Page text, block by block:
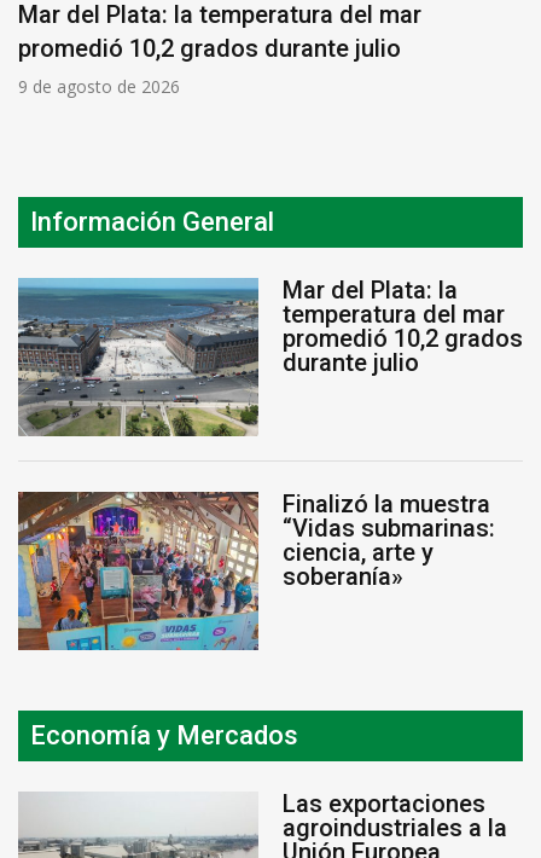
Mar del Plata: la temperatura del mar
promedió 10,2 grados durante julio
9 de agosto de 2026
Información General
Mar del Plata: la
temperatura del mar
promedió 10,2 grados
durante julio
Finalizó la muestra
“Vidas submarinas:
ciencia, arte y
soberanía»
Economía y Mercados
Las exportaciones
agroindustriales a la
Unión Europea